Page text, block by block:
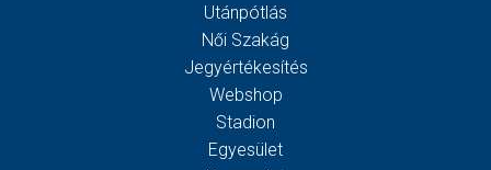
Utánpótlás
Női Szakág
Jegyértékesítés
Webshop
Stadion
Egyesület